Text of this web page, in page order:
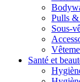
Pulls &
Sous-
Santé et